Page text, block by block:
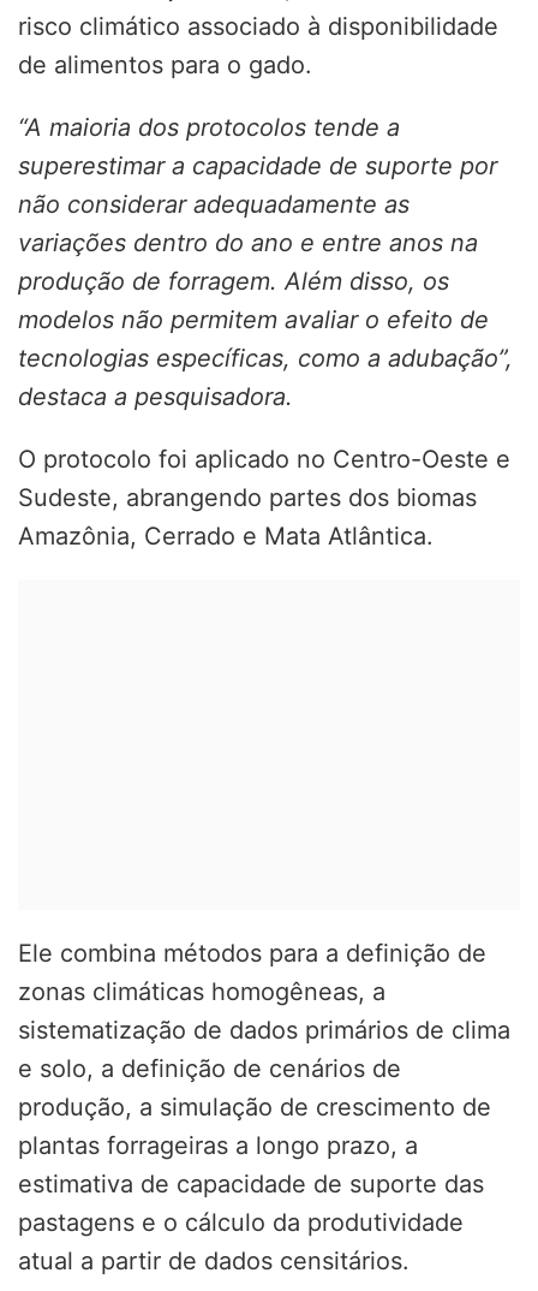
risco climático associado à disponibilidade
de alimentos para o gado.
“A maioria dos protocolos tende a
superestimar a capacidade de suporte por
não considerar adequadamente as
variações dentro do ano e entre anos na
produção de forragem. Além disso, os
modelos não permitem avaliar o efeito de
tecnologias específicas, como a adubação”,
destaca a pesquisadora.
O protocolo foi aplicado no Centro-Oeste e
Sudeste, abrangendo partes dos biomas
Amazônia, Cerrado e Mata Atlântica.
Ele combina métodos para a definição de
zonas climáticas homogêneas, a
sistematização de dados primários de clima
e solo, a definição de cenários de
produção, a simulação de crescimento de
plantas forrageiras a longo prazo, a
estimativa de capacidade de suporte das
pastagens e o cálculo da produtividade
atual a partir de dados censitários.